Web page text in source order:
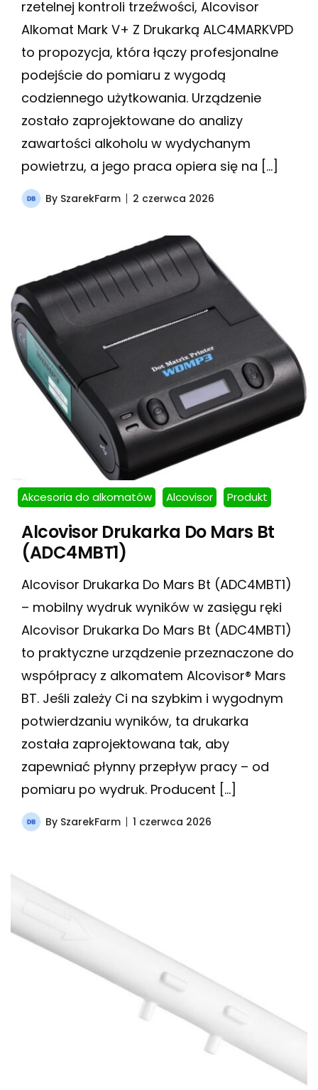
rzetelnej kontroli trzeźwości, Alcovisor
Alkomat Mark V+ Z Drukarką ALC4MARKVPD
to propozycja, która łączy profesjonalne
podejście do pomiaru z wygodą
codziennego użytkowania. Urządzenie
zostało zaprojektowane do analizy
zawartości alkoholu w wydychanym
powietrzu, a jego praca opiera się na […]
By SzarekFarm 2 czerwca 2026
Akcesoria do alkomatów Alcovisor Produkt
Alcovisor Drukarka Do Mars Bt
(ADC4MBT1)
Alcovisor Drukarka Do Mars Bt (ADC4MBT1)
– mobilny wydruk wyników w zasięgu ręki
Alcovisor Drukarka Do Mars Bt (ADC4MBT1)
to praktyczne urządzenie przeznaczone do
współpracy z alkomatem Alcovisor® Mars
BT. Jeśli zależy Ci na szybkim i wygodnym
potwierdzaniu wyników, ta drukarka
została zaprojektowana tak, aby
zapewniać płynny przepływ pracy – od
pomiaru po wydruk. Producent […]
By SzarekFarm 1 czerwca 2026